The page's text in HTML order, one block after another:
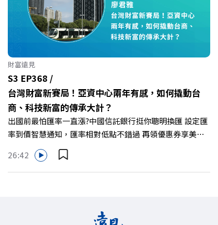
造出兼顧企業獲利與社會共好的綠色零售新契機！ 🔺如何
從單純百貨專櫃轉型為有溫度的利他平台？ 🔺最難節能的
零售業如何落實「EP100」能效倍增計畫？ 🔺成功推動育
嬰留停、男同仁樂意成家！驚豔業界的「生育代理人制度」
🔺最有人情味的文化橋梁！從社會創新到經典「日本展」的
共好實踐 主持人／遠見雜誌副社長兼遠見智庫總編輯 李建
興 與談人／遠東SOGO百貨董事長 黃晴雯 +++++ 🫧清除腦
袋的盲點，也順手理清生活的雜亂。 點開看質感養成術>>
https://gvmkt.pse.is/9al3px ✨關注《遠見》更多的社群：
LINE：https://reurl.cc/A4ELQp IG：
https://bit.ly/3AjBWNV YT：https://bit.ly/38jNi9k
Powered by Firstory Hosting
財富遠見
S3 EP368 /
台灣財富新賽局！亞資中心兩年有感，如何撬動台
商、科技新富的傳承大計？
出國前最怕匯率一直漲?中國信託銀行挺你聰明換匯 設定匯
率到價智慧通知，匯率相對低點不錯過 再領優惠券享美金
最高減3分等優惠 立即設定： https://fstry.pse.is/9d7lr7
投資外幣如幣別轉換可能產生匯兌損失，應評估涉及自身情
況審慎投資。 完整注意事項詳見網站資訊。 —— 以上為
在政府力推「亞洲資產管理中心」政策、高雄專區成立滿週
26:42